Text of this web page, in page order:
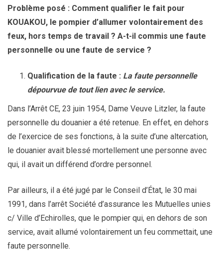
Problème posé : Comment qualifier le fait pour
KOUAKOU, le pompier d’allumer volontairement des
feux, hors temps de travail ? A-t-il commis une faute
personnelle ou une faute de service ?
Qualification de la faute : La faute personnelle
dépourvue de tout lien avec le service.
Dans l’Arrêt CE, 23 juin 1954, Dame Veuve Litzler, la faute
personnelle du douanier a été retenue. En effet, en dehors
de l’exercice de ses fonctions, à la suite d’une altercation,
le douanier avait blessé mortellement une personne avec
qui, il avait un différend d’ordre personnel.
Par ailleurs, il a été jugé par le Conseil d’État, le 30 mai
1991, dans l’arrêt Société d’assurance les Mutuelles unies
c/ Ville d’Echirolles, que le pompier qui, en dehors de son
service, avait allumé volontairement un feu commettait, une
faute personnelle.